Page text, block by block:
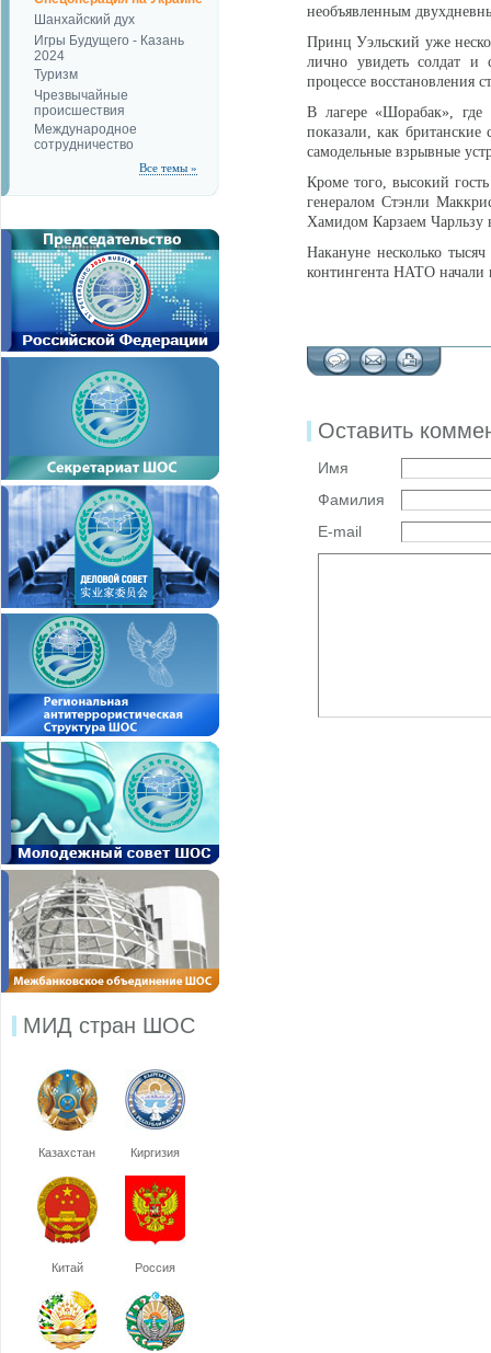
Шанхайский дух
Игры Будущего - Казань
2024
Туризм
Чрезвычайные
происшествия
Международное
сотрудничество
Все темы »
МИД стран ШОС
Казахстан Киргизия
Китай Россия
необъявленным
Принц Уэльский уже
лично увидеть солдат
процессе восстановления
В лагере «Шорабак», где
показали, как британские
самодельные взрывные
Кроме того, высокий
генералом Стэнли
Хамидом Карзаем Чарльзу
Накануне несколько
контингента НАТО
Оставить
Имя
Фамилия
E-mail